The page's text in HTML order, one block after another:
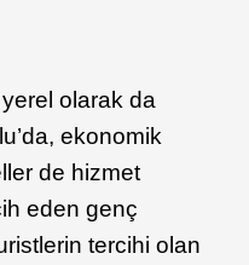
olarak da
ekonomik
de hizmet
eden genç
tercihi olan